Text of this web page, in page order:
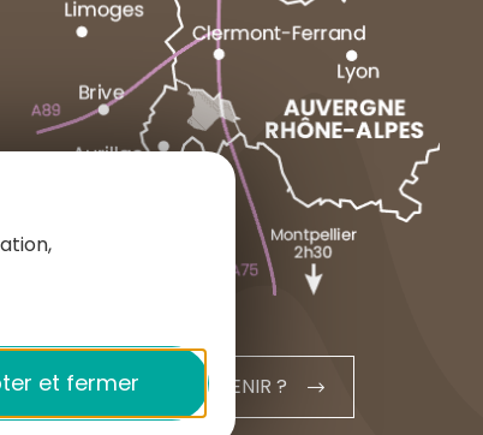
NEUSSARGUES
1 place du Cézallier
contact@hautesterrestourisme.fr
COMMENT VENIR ?
et fermer